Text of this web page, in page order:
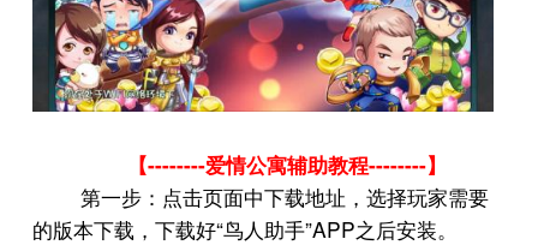
【--------爱情公寓辅助教程--------】
第一步：点击页面中下载地址，选择玩家需要
的版本下载，下载好“鸟人助手”APP之后安装。